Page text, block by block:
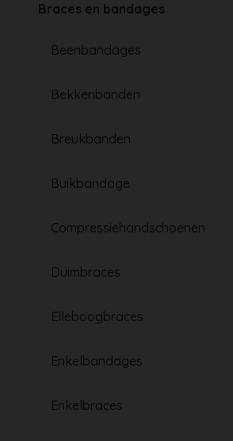
Braces en bandages
Beenbandages
Bekkenbanden
Breukbanden
Buikbandage
Compressiehandschoenen
Duimbraces
Elleboogbraces
Enkelbandages
Enkelbraces